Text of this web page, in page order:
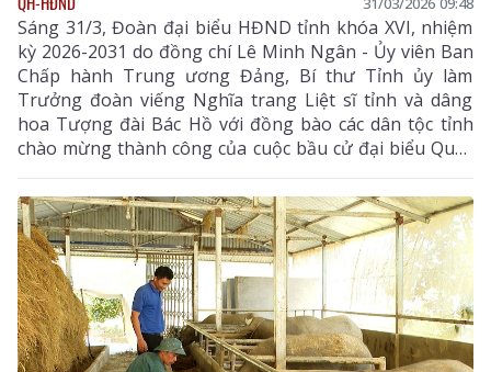
Sáng 31/3, Đoàn đại biểu HĐND tỉnh khóa XVI, nhiệm
kỳ 2026-2031 do đồng chí Lê Minh Ngân - Ủy viên Ban
Chấp hành Trung ương Đảng, Bí thư Tỉnh ủy làm
Trưởng đoàn viếng Nghĩa trang Liệt sĩ tỉnh và dâng
hoa Tượng đài Bác Hồ với đồng bào các dân tộc tỉnh
chào mừng thành công của cuộc bầu cử đại biểu Quốc
hội khóa XVI và đại biểu HĐND các cấp nhiệm kỳ 2026
- 2031; kỳ họp thứ nhất HĐND tỉnh khóa XVI, nhiệm kỳ
2026 - 2031.